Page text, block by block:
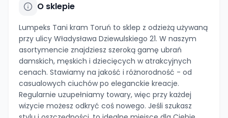
O sklepie
Lumpeks Tani kram Toruń to sklep z odzieżą używaną
przy ulicy Władysława Dziewulskiego 21. W naszym
asortymencie znajdziesz szeroką gamę ubrań
damskich, męskich i dziecięcych w atrakcyjnych
cenach. Stawiamy na jakość i różnorodność - od
casualowych ciuchów po eleganckie kreacje.
Regularnie uzupełniamy towary, więc przy każdej
wizycie możesz odkryć coś nowego. Jeśli szukasz